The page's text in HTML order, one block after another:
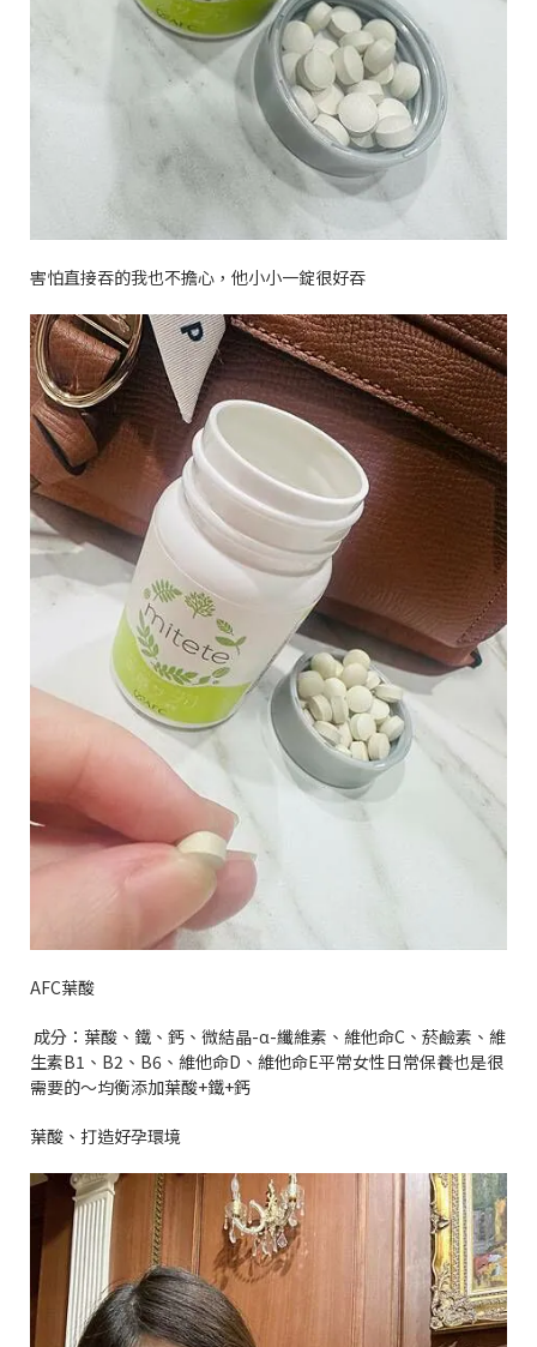
害怕直接吞的我也不擔心，他小小一錠很好吞
AFC葉酸
成分：葉酸、鐵、鈣、微結晶-α-纖維素、維他命C 、菸鹼素、維
生素B1 、 B2 、 B6 、維他命D 、維他命E平常女性日常保養也是很
需要的～均衡添加葉酸+鐵+鈣
葉酸、打造好孕環境